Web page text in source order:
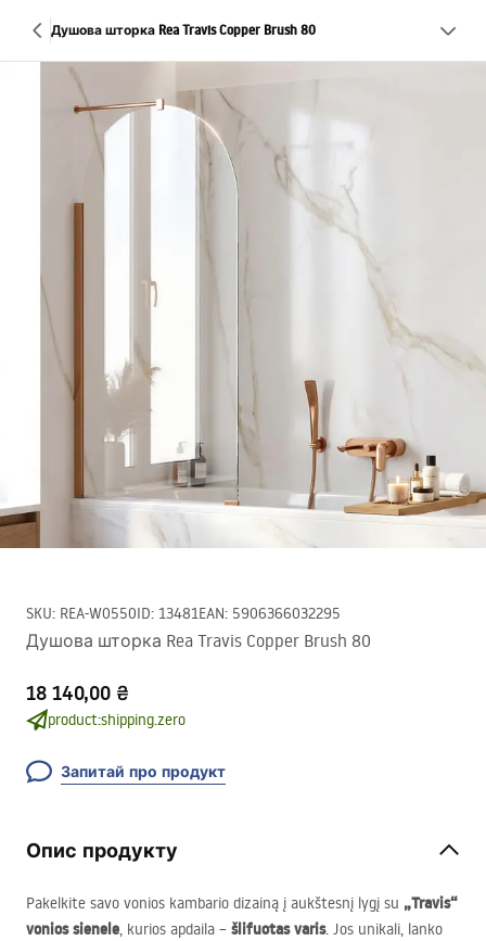
Душова шторка Rea Travis Copper Brush 80
SKU: REA-W0550ID: 13481EAN: 5906366032295
Душова шторка Rea Travis Copper Brush 80
18 140,00 ₴
product:shipping.zero
Запитай про продукт
Опис продукту
Pakelkite savo vonios kambario dizainą į aukštesnį lygį su „Travis“
vonios sienele, kurios apdaila – šlifuotas varis. Jos unikali, lanko